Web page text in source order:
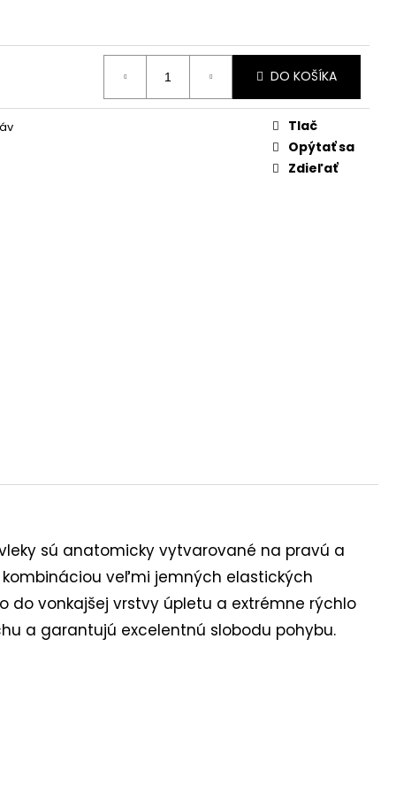
DO KOŠÍKA
Tlač
Opýtať sa
Zdieľať
sú anatomicky vytvarované na pravú a
kombináciou veľmi jemných elastických
do vonkajšej vrstvy úpletu a extrémne rýchlo
a garantujú excelentnú slobodu pohybu.